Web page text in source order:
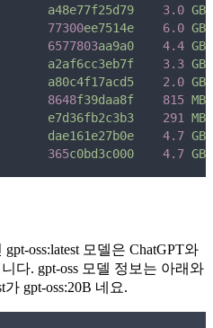
a48e77f25d79 3.0 GB
77300ee7514e 6.0 GB
6577803aa9a0 4.4 GB
a2af6cc3eb7f 3.3 GB
a80c4f17acd5 2.0 GB
8648f39daa8f 815 MB
e7d36fb2c3b3 291
MB
dae161e27b0e 4.7 GB
365c0bd3c000 4.7 GB
oss:latest 모델은 ChatGPT와
다. gpt-oss 모델 정보는 아래와
gpt-oss:20B 네요.